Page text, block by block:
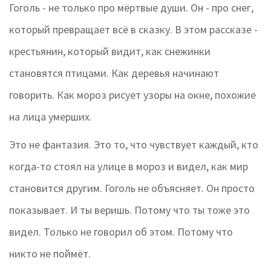
Гоголь - не только про мёртвые души. Он - про снег,
который превращает всё в сказку. В этом рассказе -
крестьянин, который видит, как снежинки
становятся птицами. Как деревья начинают
говорить. Как мороз рисует узоры на окне, похожие
на лица умерших.
Это не фантазия. Это то, что чувствует каждый, кто
когда-то стоял на улице в мороз и видел, как мир
становится другим. Гоголь не объясняет. Он просто
показывает. И ты веришь. Потому что ты тоже это
видел. Только не говорил об этом. Потому что
никто не поймёт.